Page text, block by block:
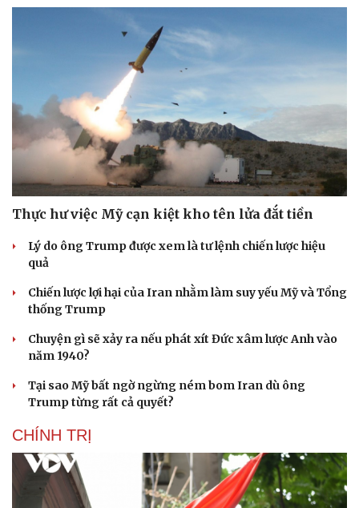
Thực hư việc Mỹ cạn kiệt kho tên lửa đắt tiền
Lý do ông Trump được xem là tư lệnh chiến lược hiệu
quả
Chiến lược lợi hại của Iran nhằm làm suy yếu Mỹ và Tổng
thống Trump
Chuyện gì sẽ xảy ra nếu phát xít Đức xâm lược Anh vào
năm 1940?
Tại sao Mỹ bất ngờ ngừng ném bom Iran dù ông
Trump từng rất cả quyết?
CHÍNH TRỊ